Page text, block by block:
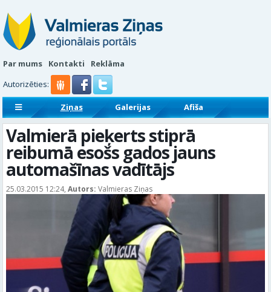
Par mums Kontakti
Reklāma
Autorizēties:
Ziņas Galerijas
Afiša
Sludinājumi
Reklāmraksti
Valmierā pieķerts stiprā
reibumā esošs gados jauns
automašīnas vadītājs
25.03.2015 12:24, Autors: Valmieras Ziņas